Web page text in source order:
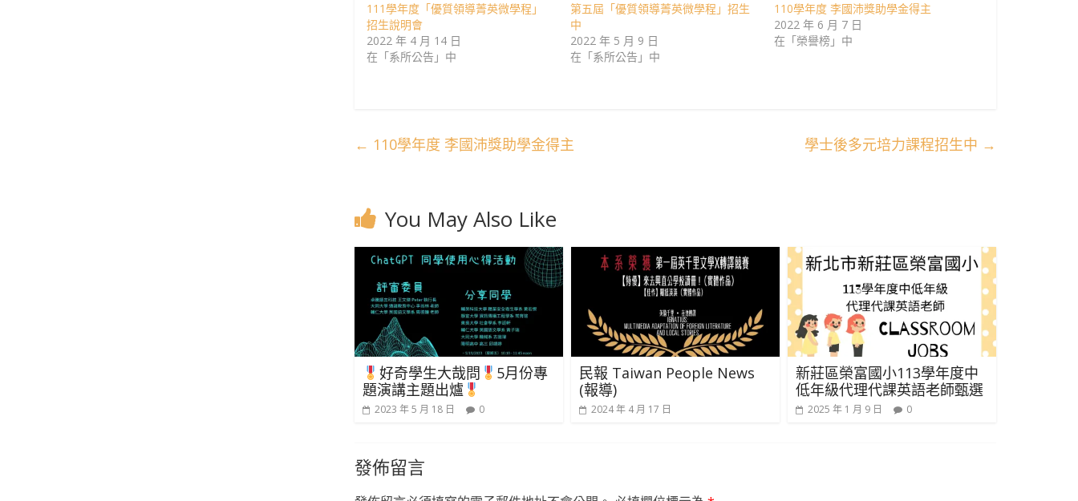
111學年度「優質領導菁英微學程」
招生說明會
2022 年 4 月 14 日
在「系所公告」中
第五屆「優質領導菁英微學程」招生
中
2022 年 5 月 9 日
在「系所公告」中
110學年度 李國沛獎助學金得主
2022 年 6 月 7 日
在「榮譽榜」中
← 110學年度 李國沛獎助學金得主 學士後多元培力課程招生中 →
You May Also Like
好奇學生大哉問
5月份專
題演講主題出爐
2023 年 5 月 18 日 0
民報 Taiwan People News
(報導)
2024 年 4 月 17 日
新莊區榮富國小113學年度中
低年級代理代課英語老師甄選
2025 年 1 月 9 日 0
發佈留言